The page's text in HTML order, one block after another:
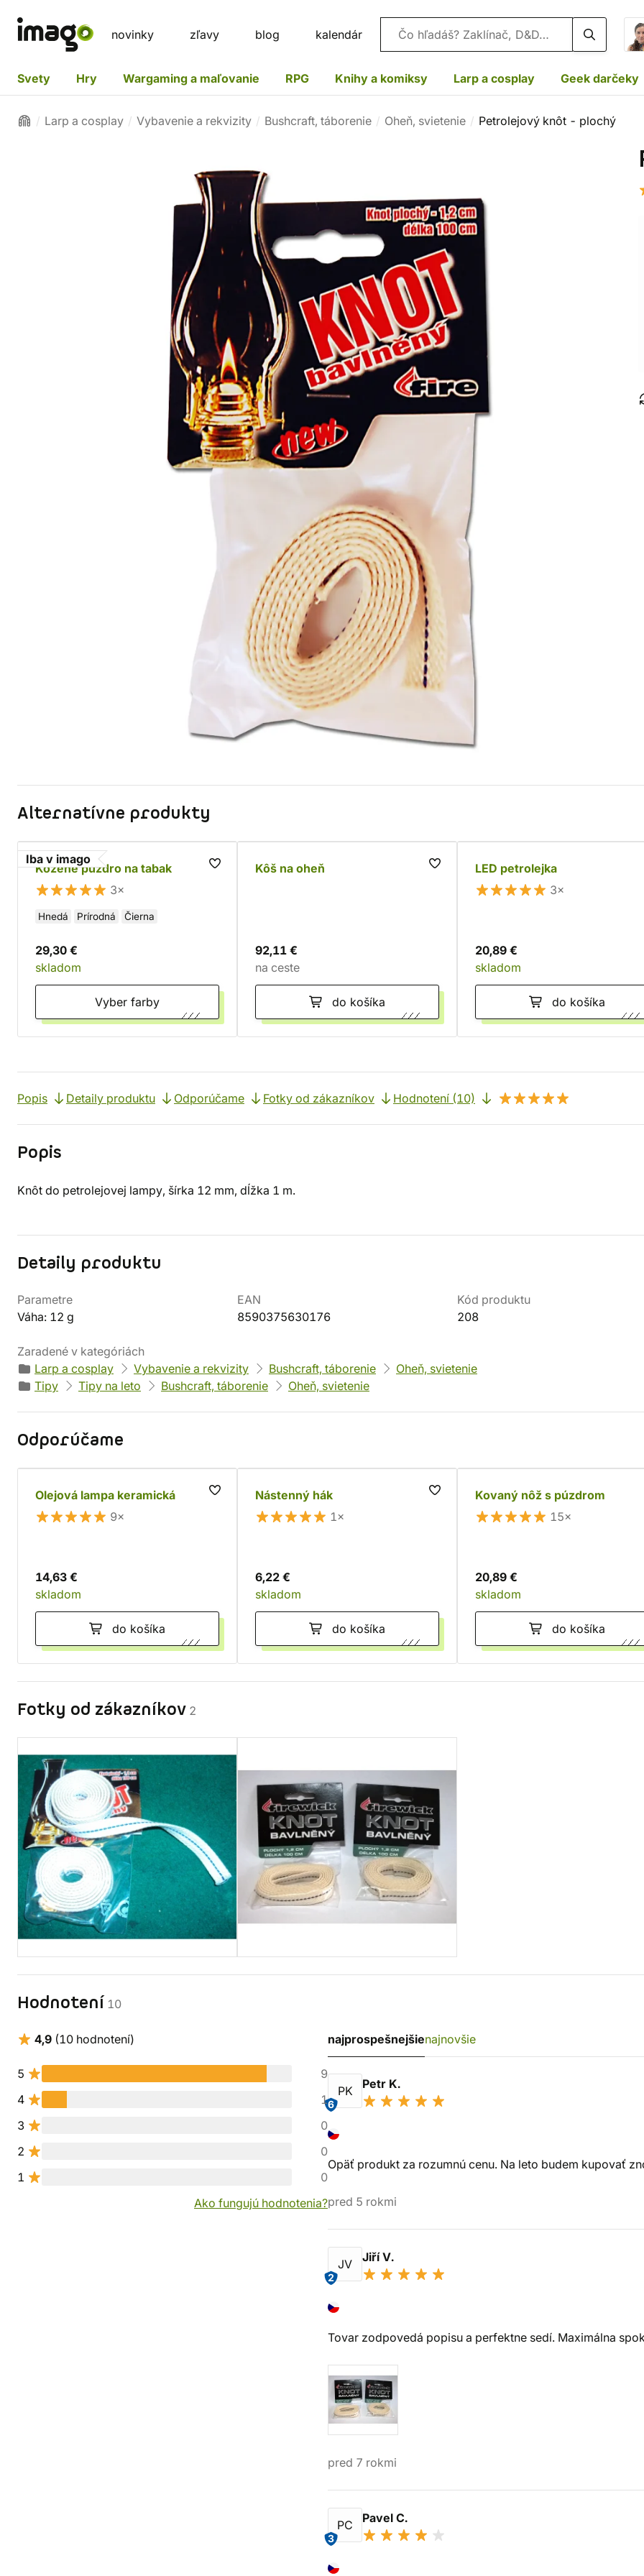
novinky zľavy blog kalendár Vyhľadávanie
Svety Hry Wargaming a maľovanie RPG Knihy a komiksy Larp a cosplay Geek darčeky
Larp a cosplay Vybavenie a rekvizity Bushcraft, táborenie Oheň, svietenie Petrolejový knôt - plochý
Alternatívne produkty
Iba v imago
Kožené puzdro na tabak
3×
Hnedá Prírodná Čierna
29,30 €
skladom
Vyber farby
Kôš na oheň
92,11 €
na ceste
do košíka
LED petrolejka
3×
20,89 €
skladom
do košíka
Popis Detaily produktu Odporúčame Fotky od zákazníkov Hodnotení (10)
Popis
Knôt do petrolejovej lampy, šírka 12 mm, dĺžka 1 m.
Detaily produktu
Parametre
Váha: 12 g
EAN
8590375630176
Kód produktu
208
Zaradené v kategóriách
Larp a cosplay
Vybavenie a rekvizity Bushcraft, táborenie
Oheň, svietenie
Tipy
Tipy na leto Bushcraft, táborenie Oheň, svietenie
Odporúčame
Olejová lampa keramická
9×
14,63 €
skladom
do košíka
Nástenný hák
1×
6,22 €
skladom
do košíka
Kovaný nôž s púzdrom
15×
20,89 €
skladom
do košíka
Fotky od zákazníkov 2
Hodnotení 10
4,9 (10 hodnotení)
5
9
4
1
3
0
2
0
1
0
Ako fungujú hodnotenia?
najprospešnejšienajnovšie
PK
6
Petr K.
Opäť produkt za rozumnú cenu. Na leto budem kupovať
pred 5 rokmi
JV
2
Jiří V.
Tovar zodpovedá popisu a perfektne sedí. Maximálna
pred 7 rokmi
PC
3
Pavel C.